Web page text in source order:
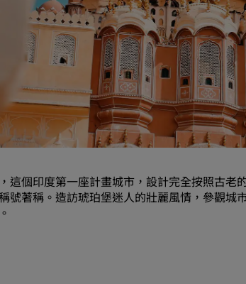
會議與活動
探索 Radisson Meetings
預訂會議空間
要求報價
活動目的地
產業解決方案
搜尋航班
這個印度第一座計畫城市，設計完全按照古
號著稱。造訪琥珀堡迷人的壯麗風情，參觀城